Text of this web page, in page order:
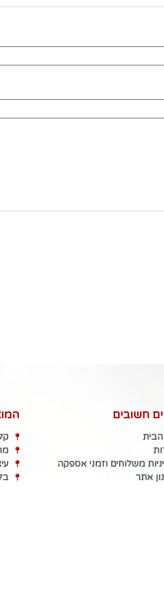
חשובים
משלוחים וזמני אספקה
אתר